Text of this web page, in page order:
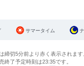
サマータイム
締切5分前より赤く表示されます
終了予定時刻は23:35です。